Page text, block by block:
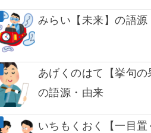
みらい【未来】の語源
あげくのはて【挙句の
の語源・由来
いちもくおく【一目置